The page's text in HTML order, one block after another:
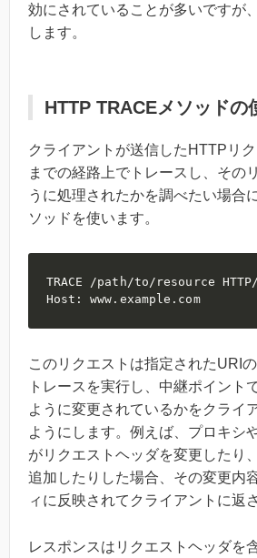
効にされていることが多いですが
します。
HTTP TRACEメソッドの
クライアントが送信したHTTPリ
までの経路上でトレースし、その
うに処理されたかを調べたい場合
ソッドを使います。
TRACE /path/to/resource
Host: www.example.com
このリクエストは指定されたURI
トレースを実行し、中継ポイント
ように変更されているかをクライ
ようにします。例えば、プロキシ
がリクエストヘッダを変更したり
追加したりした場合、その変更内
ィに反映されてクライアントに返
レスポンスはリクエストヘッダを